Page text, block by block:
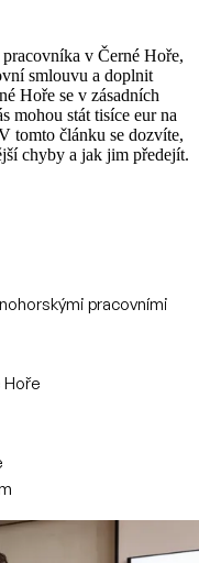
v Černé Hoře,
smlouvu a doplnit
Hoře se v zásadních
mohou stát tisíce eur na
tomto článku se dozvíte,
chyby a jak jim předejít.
pracovními
Hoře